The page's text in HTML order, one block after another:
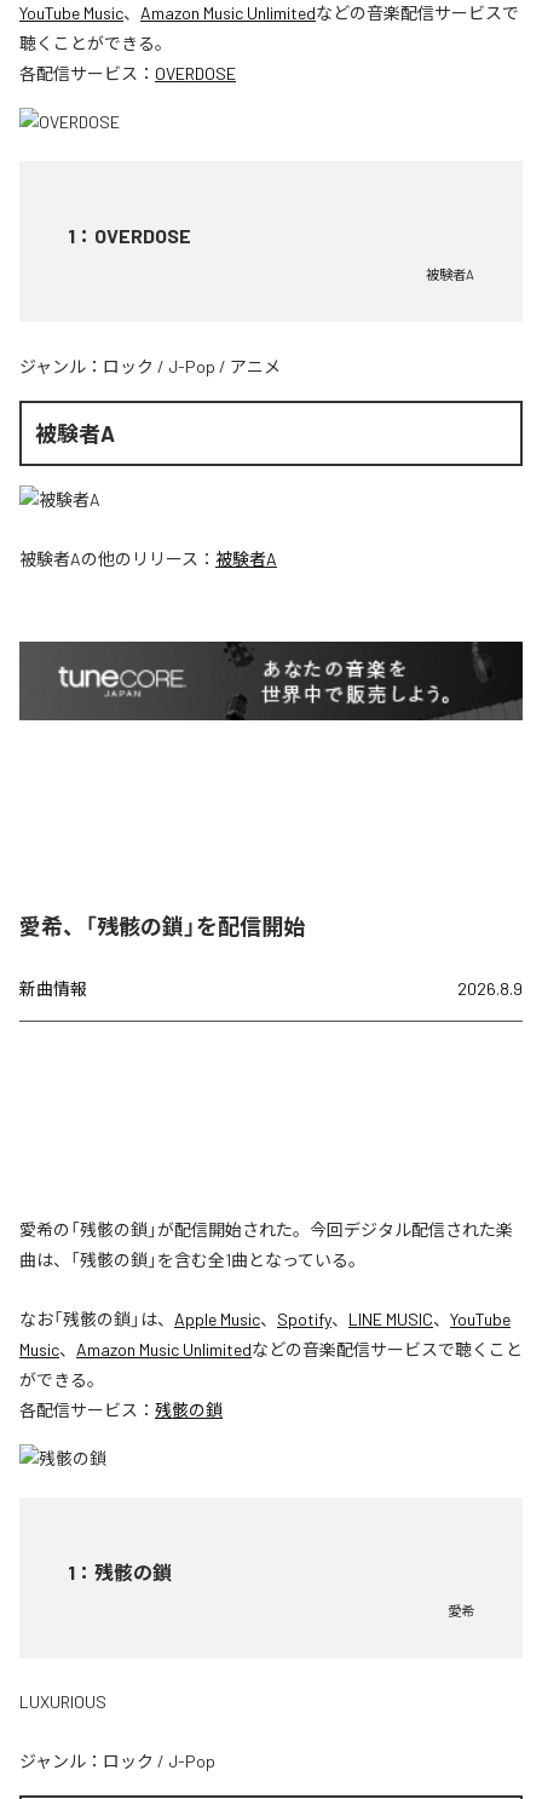
YouTube Music、 Amazon Music Unlimitedなどの音楽配信サービスで
聴くことができる。
各配信サービス： OVERDOSE
1 ： OVERDOSE
被験者A
ジャンル： ロック / J-Pop / アニメ
被験者A
被験者Aの他のリリース： 被験者A
愛希、「残骸の鎖」を配信開始
新曲情報 2026.8.9
愛希の「残骸の鎖」が配信開始された。今回デジタル配信された楽
曲は、「残骸の鎖」を含む全1曲となっている。
なお「残骸の鎖 」は、 Apple Music、 Spotify、 LINE MUSIC、 YouTube
Music、 Amazon Music Unlimitedなどの音楽配信サービスで聴くこと
ができる。
各配信サービス： 残骸の鎖
1 ： 残骸の鎖
愛希
LUXURIOUS
ジャンル： ロック / J-Pop